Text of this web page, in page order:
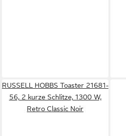
RUSSELL HOBBS Toaster 21681-
56, 2 kurze Schlitze, 1300 W,
Retro Classic Noir